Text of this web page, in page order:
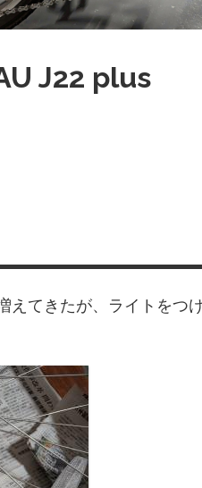
J22 plus
えてきたが、ライトをつ